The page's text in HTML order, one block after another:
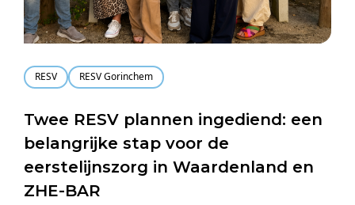
RESV RESV Gorinchem
Twee RESV plannen ingediend: een
belangrijke stap voor de
eerstelijnszorg in Waardenland en
ZHE-BAR